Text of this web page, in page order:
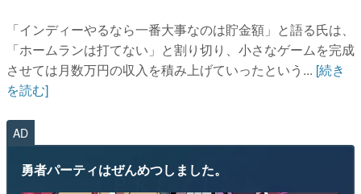
「インディーやるなら一番大事なのは貯金額」と語る氏は、
「ホームランは打てない」と割り切り、小さなゲームを完成
させては月数万円の収入を積み上げていったという... [続き
を読む]
AD
勇者パーティはぜんめつしました。